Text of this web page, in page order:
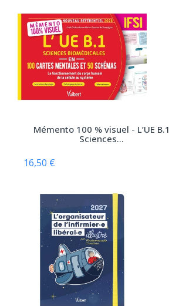
Alpha Pict
Alphil éditions
Amphora
Anfortas
Anthemis
Arènes (Editions Les)
Armand Colin
Atlande
Bayard Jeunesse
Mémento 100 % visuel - L’UE B.1
Sciences...
16,50 €